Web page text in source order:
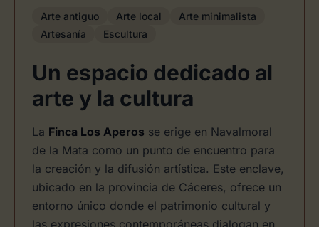
Arte antiguo Arte local
Arte minimalista
Artesanía
Escultura
Un espacio dedicado al
arte y la cultura
La Finca Los Aperos se erige en Navalmoral
de la Mata como un punto de encuentro para
la creación y la difusión artística. Este enclave,
ubicado en la provincia de Cáceres, ofrece un
entorno único donde el patrimonio cultural y
las expresiones contemporáneas dialogan en